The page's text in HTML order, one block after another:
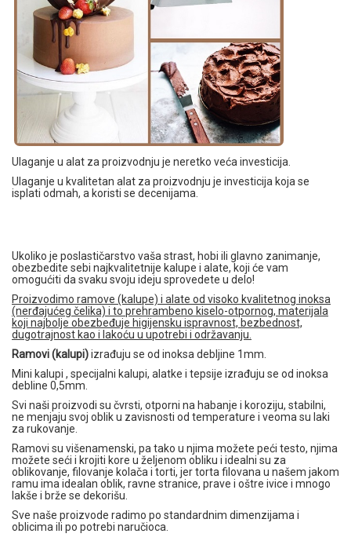
Ulaganje u alat za proizvodnju je neretko veća investicija.
Ulaganje u kvalitetan alat za proizvodnju je investicija koja se
isplati odmah, a koristi se decenijama.
Ukoliko je poslastičarstvo vaša strast, hobi ili glavno zanimanje,
obezbedite sebi najkvalitetnije kalupe i alate, koji će vam
omogućiti da svaku svoju ideju sprovedete u delo!
Proizvodimo ramove (kalupe) i alate od visoko kvalitetnog inoksa
(nerđajućeg čelika) i to prehrambeno kiselo-otpornog, materijala
koji najbolje obezbeđuje higijensku ispravnost, bezbednost,
dugotrajnost kao i lakoću u upotrebi i održavanju.
Ramovi (kalupi)izrađuju se od inoksa debljine 1mm.
Mini kalupi , specijalni kalupi, alatke i tepsije izrađuju se od inoksa
debline 0,5mm.
Svi naši proizvodi su čvrsti, otporni na habanje i koroziju, stabilni,
ne menjaju svoj oblik u zavisnosti od temperature i veoma su laki
za rukovanje.
Ramovi su višenamenski, pa tako u njima možete peći testo, njima
možete seći i krojiti kore u željenom obliku i idealni su za
oblikovanje, filovanje kolača i torti, jer torta filovana u našem jakom
ramu ima idealan oblik, ravne stranice, prave i oštre ivice i mnogo
lakše i brže se dekorišu.
Sve naše proizvode radimo po standardnim dimenzijama i
oblicima ili po potrebi naručioca.